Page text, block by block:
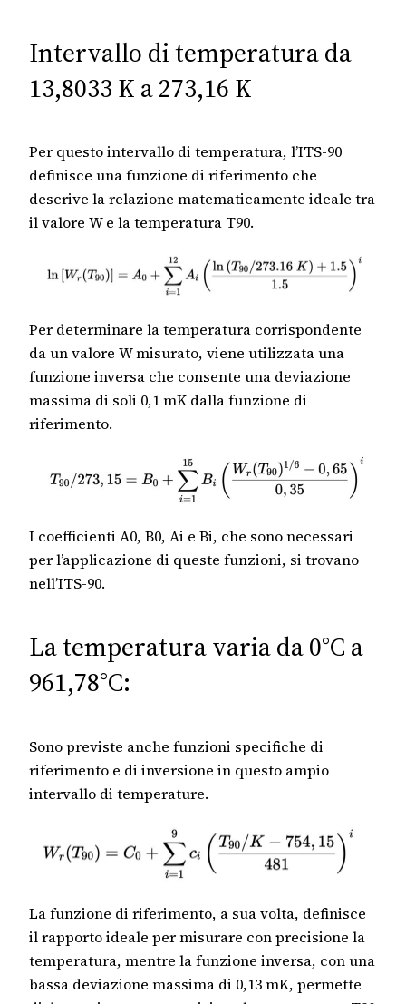
Intervallo di temperatura da
13,8033 K a 273,16 K
Per questo intervallo di temperatura, l’ITS-90
definisce una funzione di riferimento che
descrive la relazione matematicamente ideale tra
il valore W e la temperatura T90.
Per determinare la temperatura corrispondente
da un valore W misurato, viene utilizzata una
funzione inversa che consente una deviazione
massima di soli 0,1 mK dalla funzione di
riferimento.
I coefficienti A0, B0, Ai e Bi, che sono necessari
per l’applicazione di queste funzioni, si trovano
nell’ITS-90.
La temperatura varia da 0°C a
961,78°C:
Sono previste anche funzioni specifiche di
riferimento e di inversione in questo ampio
intervallo di temperature.
La funzione di riferimento, a sua volta, definisce
il rapporto ideale per misurare con precisione la
temperatura, mentre la funzione inversa, con una
bassa deviazione massima di 0,13 mK, permette